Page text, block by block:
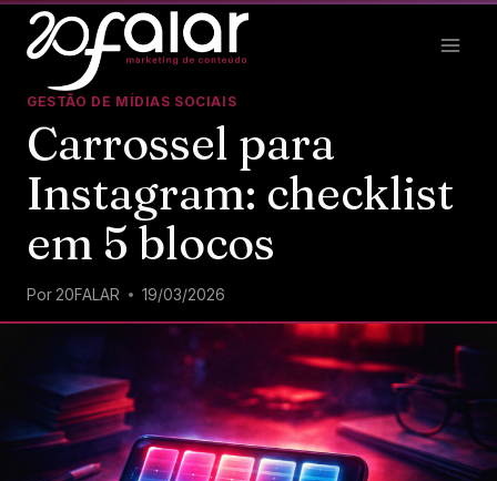
GESTÃO DE MÍDIAS SOCIAIS
Carrossel para
Instagram: checklist
em 5 blocos
Por 20FALAR 19/03/2026